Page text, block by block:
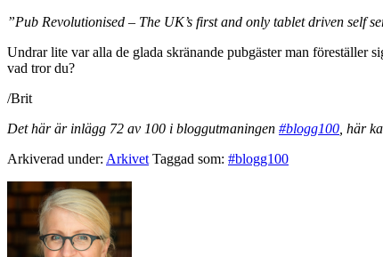
”Pub Revolutionised – The UK’s first and only tablet driven self
Undrar lite var alla de glada skränande pubgäster man föreställer
vad tror du?
/Brit
Det här är inlägg 72 av 100 i bloggutmaningen #blogg100 , här
Arkiverad under: Arkivet Taggad som: #blogg100